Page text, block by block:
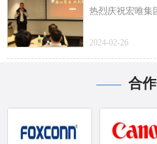
热烈庆祝宏唯集
2024-02-26
—— 合